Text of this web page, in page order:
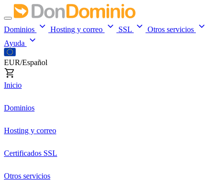
Dominios Hosting y correo SSL
Otros servicios
Ayuda
EUR/Español
Inicio
Dominios
Hosting y correo
Certificados SSL
Otros servicios